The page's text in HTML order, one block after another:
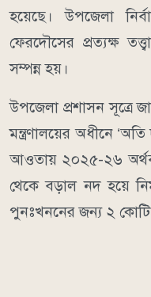
হয়েছে। উপজেলা
ফেরদৌসের প্রত্যক্ষ
সম্পন্ন হয়।
উপজেলা প্রশাসন সূত্রে
মন্ত্রণালয়ের অধীনে ‘অতি
আওতায় ২০২৫-২৬
থেকে বড়াল নদ হয়ে
পুনঃখননের জন্য ২ কোটি